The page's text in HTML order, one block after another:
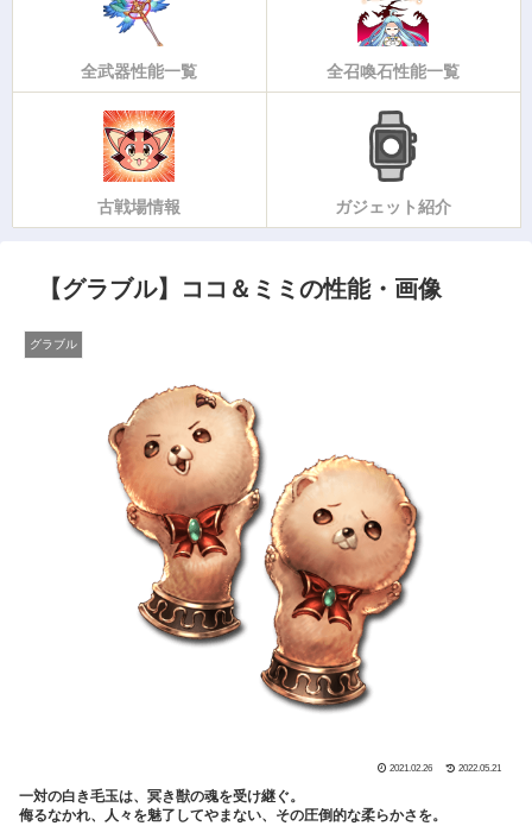
全武器性能一覧 全召喚石性能一覧
古戦場情報 ガジェット紹介
【グラブル】ココ＆ミミの性能・画像
グラブル
2021.02.26 2022.05.21
一対の白き毛玉は、冥き獣の魂を受け継ぐ。
侮るなかれ、人々を魅了してやまない、その圧倒的な柔らかさを。